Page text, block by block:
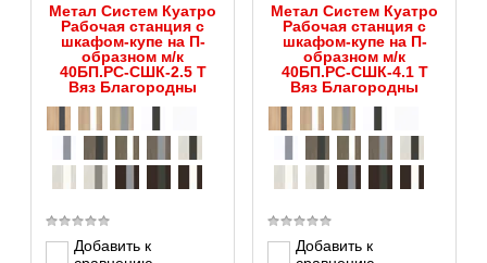
Метал Систем Куатро
Рабочая станция с
шкафом-купе на П-
образном м/к
40БП.РС-СШК-2.5 Т
Вяз Благородны
Добавить к
Метал Систем Куатро
Рабочая станция с
шкафом-купе на П-
образном м/к
40БП.РС-СШК-4.1 Т
Вяз Благородны
Добавить к